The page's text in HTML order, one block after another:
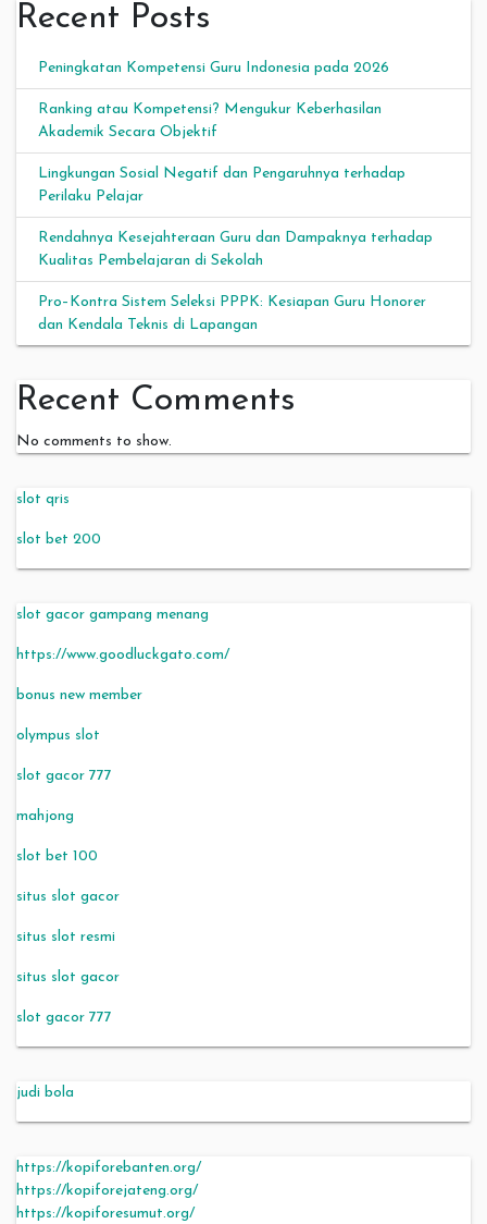
Recent Posts
Peningkatan Kompetensi Guru Indonesia pada 2026
Ranking atau Kompetensi? Mengukur Keberhasilan
Akademik Secara Objektif
Lingkungan Sosial Negatif dan Pengaruhnya terhadap
Perilaku Pelajar
Rendahnya Kesejahteraan Guru dan Dampaknya terhadap
Kualitas Pembelajaran di Sekolah
Pro–Kontra Sistem Seleksi PPPK: Kesiapan Guru Honorer
dan Kendala Teknis di Lapangan
Recent Comments
No comments to show.
slot qris
slot bet 200
slot gacor gampang menang
https://www.goodluckgato.com/
bonus new member
olympus slot
slot gacor 777
mahjong
slot bet 100
situs slot gacor
situs slot resmi
situs slot gacor
slot gacor 777
judi bola
https://kopiforebanten.org/
https://kopiforejateng.org/
https://kopiforesumut.org/